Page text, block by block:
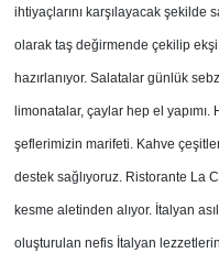
ihtiyaçlarını karşılayacak şekilde
olarak taş değirmende çekilip
hazırlanıyor. Salatalar günlük
limonatalar, çaylar hep el yapımı.
şeflerimizin marifeti. Kahve
destek sağlıyoruz. Ristorante La
kesme aletinden alıyor. İtalyan
oluşturulan nefis İtalyan